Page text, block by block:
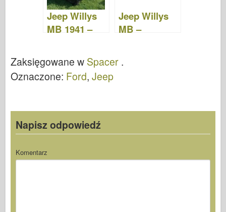
Jeep Willys
MB 1941 –
Jeep Willys
MB –
Zaksięgowane w Spacer .
Oznaczone: Ford, Jeep
Napisz odpowiedź
Komentarz